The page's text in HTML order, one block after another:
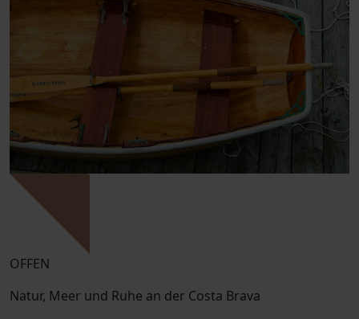
OFFEN
Natur, Meer und Ruhe an der Costa Brava